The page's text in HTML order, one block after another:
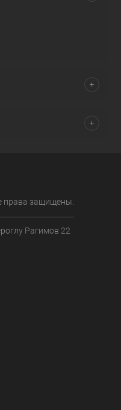
права защищены.
Рагимов 22